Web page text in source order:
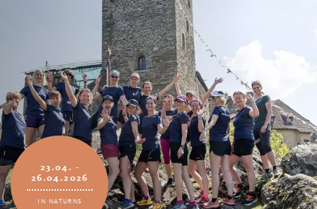
23.04. -
26.04.2026
IN NATURNS